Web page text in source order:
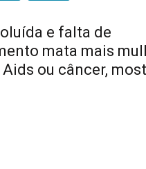
e falta de
mata mais
ou câncer,